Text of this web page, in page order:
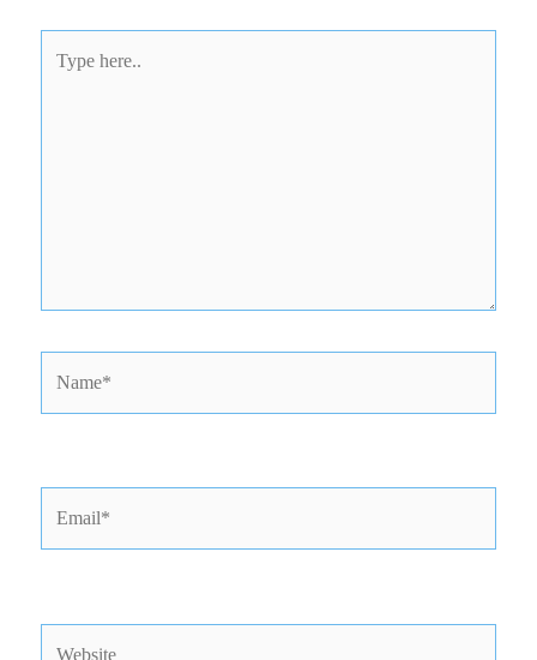
here..